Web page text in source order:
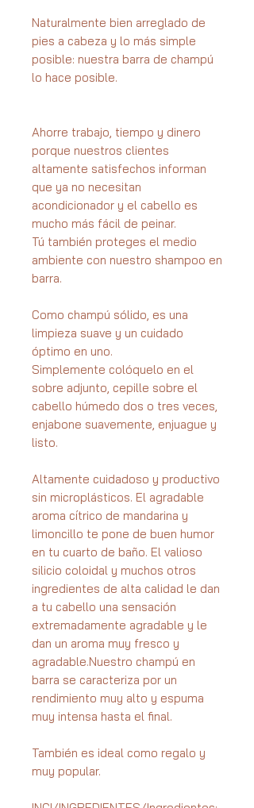
Naturalmente bien arreglado de
pies a cabeza y lo más simple
posible: nuestra barra de champú
lo hace posible.
Ahorre trabajo, tiempo y dinero
porque nuestros clientes
altamente satisfechos informan
que ya no necesitan
acondicionador y el cabello es
mucho más fácil de peinar.
Tú también proteges el medio
ambiente con nuestro shampoo en
barra.
Como champú sólido, es una
limpieza suave y un cuidado
óptimo en uno.
Simplemente colóquelo en el
sobre adjunto, cepille sobre el
cabello húmedo dos o tres veces,
enjabone suavemente, enjuague y
listo.
Altamente cuidadoso y productivo
sin microplásticos. El agradable
aroma cítrico de mandarina y
limoncillo te pone de buen humor
en tu cuarto de baño. El valioso
silicio coloidal y muchos otros
ingredientes de alta calidad le dan
a tu cabello una sensación
extremadamente agradable y le
dan un aroma muy fresco y
agradable.Nuestro champú en
barra se caracteriza por un
rendimiento muy alto y espuma
muy intensa hasta el final.
También es ideal como regalo y
muy popular.